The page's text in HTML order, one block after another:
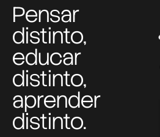
Pensar
distinto,
educar
distinto,
aprender
distinto.